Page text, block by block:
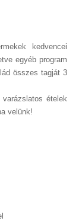
kedvencei
egyéb program
összes tagját 3
ételek
velünk!